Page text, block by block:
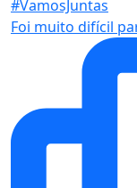
Foi muito difícil